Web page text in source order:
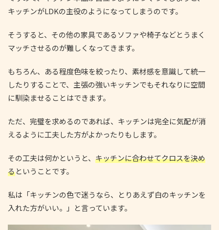
キッチンがLDKの主役のようになってしまうのです。
そうすると、その他の家具であるソファや椅子などとうまく
マッチさせるのが難しくなってきます。
もちろん、ある程度色味を絞ったり、素材感を意識して統一
したりすることで、主張の強いキッチンでもそれなりに空間
に馴染ませることはできます。
ただ、完璧を求めるのであれば、キッチンは完全に気配が消
えるように工夫した方がよかったりもします。
その工夫は何かというと、 キッチンに合わせてクロスを決め
るということです。
私は「キッチンの色で迷うなら、とりあえず白のキッチンを
入れた方がいい。」と言っています。